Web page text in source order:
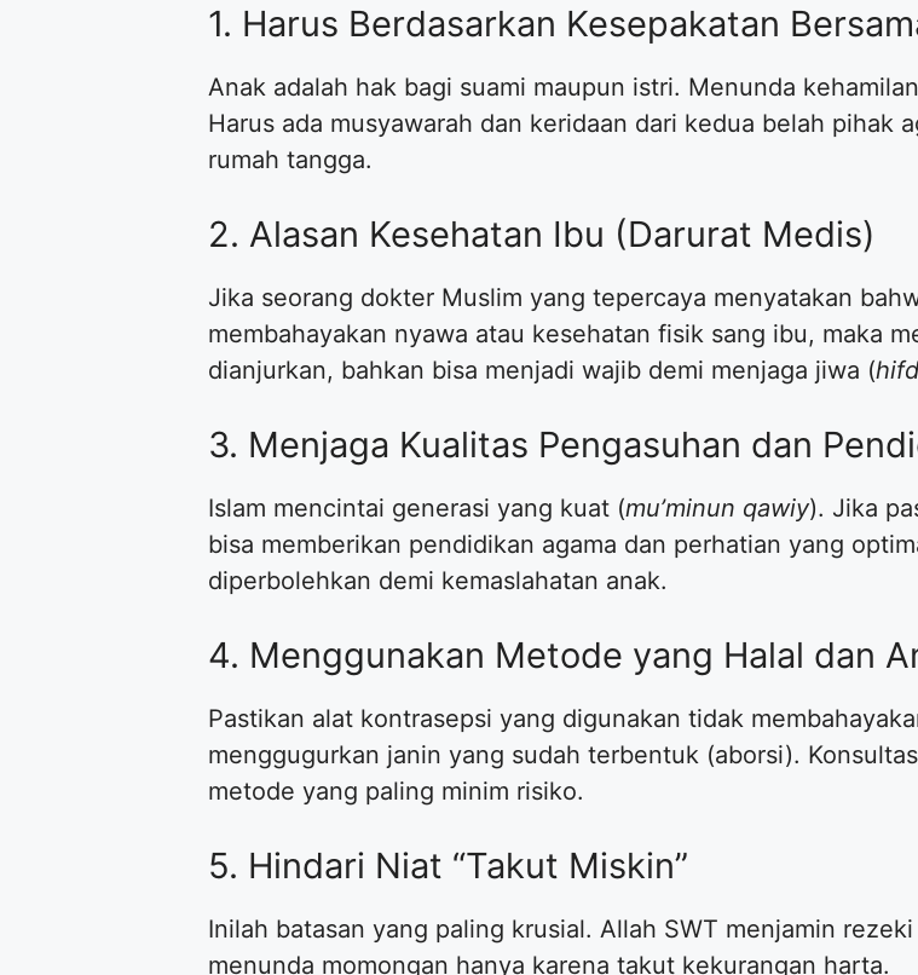
1. Harus Berdasarkan Kesepakatan
Anak adalah hak bagi suami maupun istri. Menunda
Harus ada musyawarah dan keridaan dari kedua belah pihak
rumah tangga.
2. Alasan Kesehatan Ibu (Darurat Medis)
Jika seorang dokter Muslim yang tepercaya menyatakan
membahayakan nyawa atau kesehatan fisik sang ibu, maka
dianjurkan, bahkan bisa menjadi wajib demi menjaga jiwa (
3. Menjaga Kualitas Pengasuhan dan
Islam mencintai generasi yang kuat (mu’minun qawiy). Jika
bisa memberikan pendidikan agama dan perhatian yang
diperbolehkan demi kemaslahatan anak.
4. Menggunakan Metode yang Halal dan
Pastikan alat kontrasepsi yang digunakan tidak
menggugurkan janin yang sudah terbentuk (aborsi).
metode yang paling minim risiko.
5. Hindari Niat “Takut Miskin”
Inilah batasan yang paling krusial. Allah SWT menjamin
menunda momongan hanya karena takut kekurangan harta.